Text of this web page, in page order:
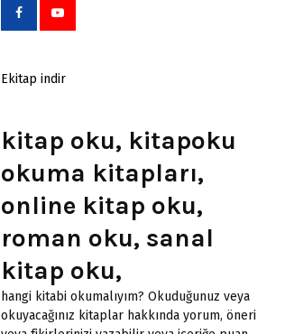
Ekitap indir
kitap oku, kitapoku
okuma kitapları,
online kitap oku,
roman oku, sanal
kitap oku,
hangi kitabi okumalıyım? Okuduğunuz veya
okuyacağınız kitaplar hakkında yorum, öneri